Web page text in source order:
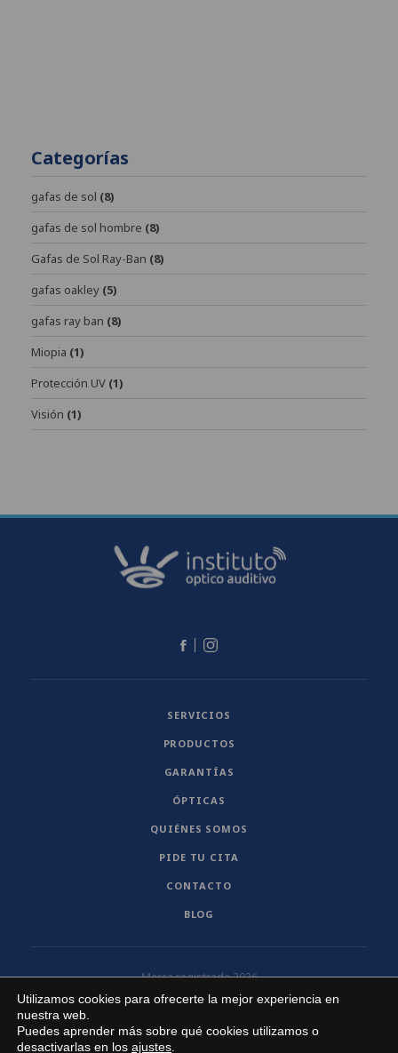
Categorías
gafas de sol (8)
gafas de sol hombre (8)
Gafas de Sol Ray-Ban (8)
gafas oakley (5)
gafas ray ban (8)
Miopia (1)
Protección UV (1)
Visión (1)
SERVICIOS
PRODUCTOS
GARANTÍAS
ÓPTICAS
QUIÉNES SOMOS
PIDE TU CITA
CONTACTO
BLOG
Marca registrada 2026
institutooptico@gmail.com
Aviso legal
Utilizamos cookies para ofrecerte la mejor experiencia en
nuestra web.
Puedes aprender más sobre qué cookies utilizamos o
desactivarlas en los ajustes